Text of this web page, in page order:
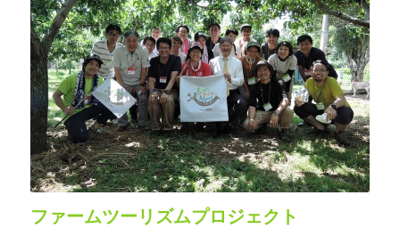
ファームツーリズムプロジェクト